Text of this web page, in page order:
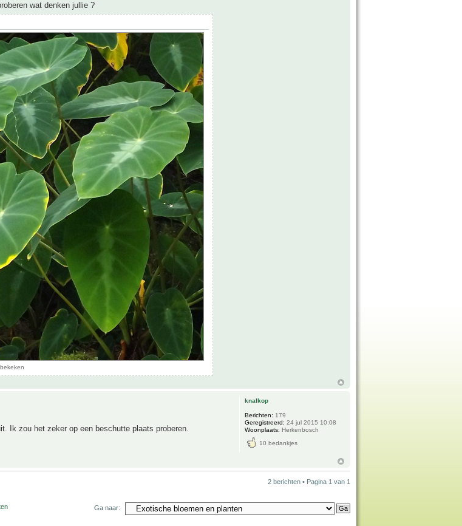
wat denken jullie ?
Ik zou het zeker op een beschutte plaats proberen.
knalkop
Berichten: 179
Geregistreerd: 24 jul 2015 10:08
Woonplaats: Herkenbosch
10 bedankjes
2 berichten • Pagina 1 van 1
Ga naar: